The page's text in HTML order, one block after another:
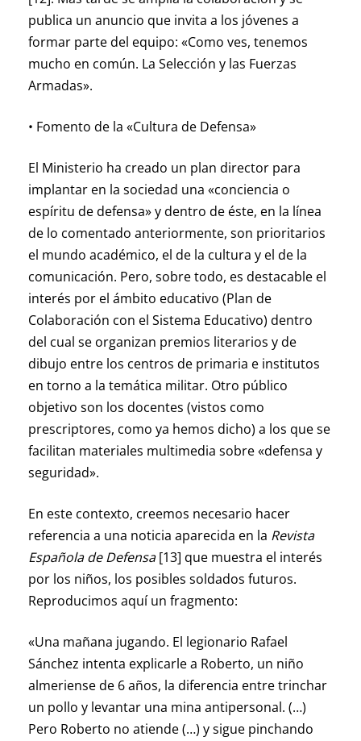
publica un anuncio que invita a los jóvenes a
formar parte del equipo: «Como ves, tenemos
mucho en común. La Selección y las Fuerzas
Armadas».
• Fomento de la «Cultura de Defensa»
El Ministerio ha creado un plan director para
implantar en la sociedad una «conciencia o
espíritu de defensa» y dentro de éste, en la línea
de lo comentado anteriormente, son prioritarios
el mundo académico, el de la cultura y el de la
comunicación. Pero, sobre todo, es destacable el
interés por el ámbito educativo (Plan de
Colaboración con el Sistema Educativo) dentro
del cual se organizan premios literarios y de
dibujo entre los centros de primaria e institutos
en torno a la temática militar. Otro público
objetivo son los docentes (vistos como
prescriptores, como ya hemos dicho) a los que se
facilitan materiales multimedia sobre «defensa y
seguridad».
En este contexto, creemos necesario hacer
referencia a una noticia aparecida en la Revista
Española de Defensa[13] que muestra el interés
por los niños, los posibles soldados futuros.
Reproducimos aquí un fragmento:
«Una mañana jugando. El legionario Rafael
Sánchez intenta explicarle a Roberto, un niño
almeriense de 6 años, la diferencia entre trinchar
un pollo y levantar una mina antipersonal. (…)
Pero Roberto no atiende (…) y sigue pinchando